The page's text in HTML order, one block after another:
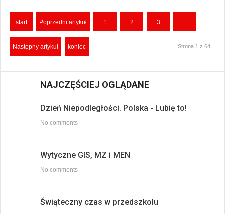
start Poprzedni artykuł 1 2 3 …
Następny artykuł koniec Strona 1 z 64
NAJCZĘŚCIEJ OGLĄDANE
Dzień Niepodległości. Polska - Lubię to!
No comments
Wytyczne GIS, MZ i MEN
No comments
Świąteczny czas w przedszkolu